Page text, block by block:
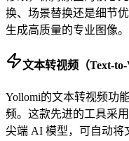
换、场景替换还是细节
生成高质量的专业图像。
文本转视频（Text-to-
Yollomi的文本转视频功
频。这款先进的工具采
尖端 AI 模型，可自动将